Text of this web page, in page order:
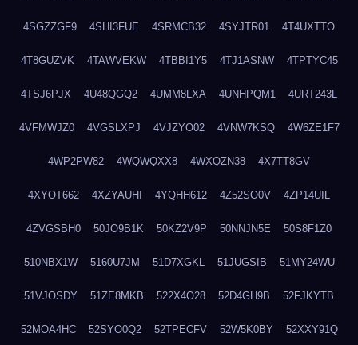
4SGZZGF9 4SHI3FUE 4SRMCB32 4SYJTR01 4T4UXTTO
4T8GUZVK 4TAWVEKW 4TBBI1Y5 4TJ1ASNW 4TPTYC45
4TSJ6PJX 4U48QGQ2 4UMM8LXA 4UNHPQM1 4URT243L
4VFMWJZ0 4VGSLXPJ 4VJZYO02 4VNW7KSQ 4W6ZE1F7
4WP2PW82 4WQWQXX8 4WXQZN38 4X7TT8GV
4XYOT662 4XZYAUHI 4YQHH612 4Z52SO0V 4ZP14UIL
4ZVGSBH0 50JO9B1K 50KZ2V9P 50NNJN5E 50S8F1Z0
510NBX1W 5160U7JM 51D7XGKL 51JUGSIB 51MY24WU
51VJOSDY 51ZE8MKB 522X4O28 52D4GH9B 52FJKYTB
52MOA4HC 52SYO0Q2 52TPECFV 52W5K0BY 52XXY91Q